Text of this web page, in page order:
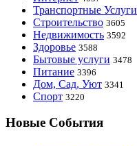
Транспортные Услуги
Строительство 3605
Недвижимость 3592
Здоровье 3588
Бытовые услуги 3478
Питание 3396
Дом, Сад, Уют 3341
Спорт 3220
Новые События